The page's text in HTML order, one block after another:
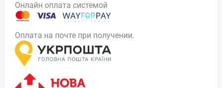
Онлайн оплата системой
Оплата на почте при получении.